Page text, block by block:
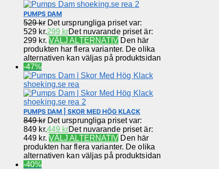
PUMPS DAM
529kr Det ursprungliga priset var:
529 kr.299 krDet nuvarande priset är:
299 kr. VÄLJ ALTERNATIV Den här
produkten har flera varianter. De olika
alternativen kan väljas på produktsidan
-47%
PUMPS DAM | SKOR MED HÖG KLACK
849kr Det ursprungliga priset var:
849 kr.449 krDet nuvarande priset är:
449 kr. VÄLJ ALTERNATIV Den här
produkten har flera varianter. De olika
alternativen kan väljas på produktsidan
-40%